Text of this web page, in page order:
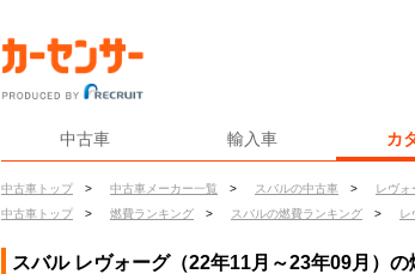
中古車 輸入車 カ
中古車トップ > 中古車メーカー一覧 > スバルの中古車 > レヴォ
中古車トップ
> 燃費ランキング > スバルの燃費ランキング > レ
スバル レヴォーグ（22年11月～23年09月）の